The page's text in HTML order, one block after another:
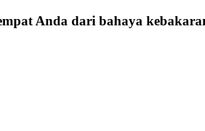
Anda dari bahaya